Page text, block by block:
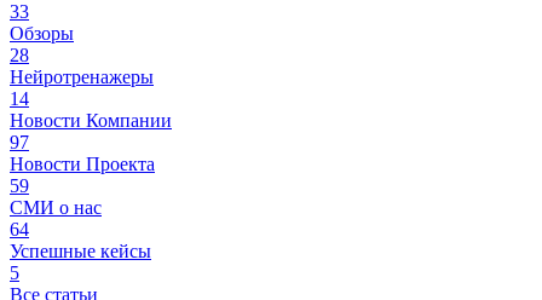
33
Обзоры
28
Нейротренажеры
14
Новости Компании
97
Новости Проекта
59
СМИ о нас
64
Успешные кейсы
5
Все статьи